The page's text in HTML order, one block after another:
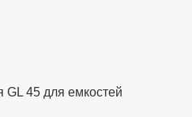
GL 45 для емкостей